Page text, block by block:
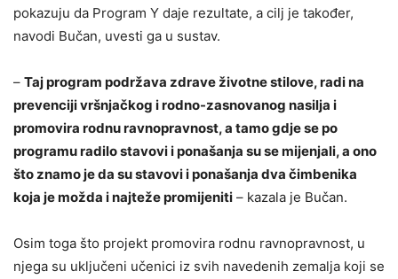
pokazuju da Program Y daje rezultate, a cilj je također,
navodi Bučan, uvesti ga u sustav.
– Taj program podržava zdrave životne stilove, radi na
prevenciji vršnjačkog i rodno-zasnovanog nasilja i
promovira rodnu ravnopravnost, a tamo gdje se po
programu radilo stavovi i ponašanja su se mijenjali, a ono
što znamo je da su stavovi i ponašanja dva čimbenika
koja je možda i najteže promijeniti – kazala je Bučan.
Osim toga što projekt promovira rodnu ravnopravnost, u
njega su uključeni učenici iz svih navedenih zemalja koji se